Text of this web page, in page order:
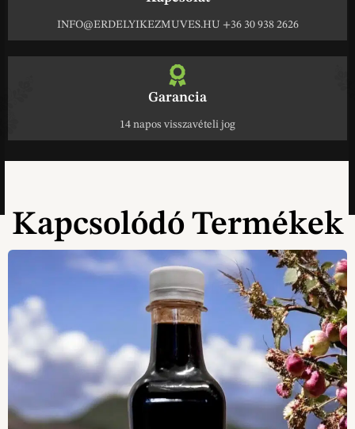
INFO@ERDELYIKEZMUVES.HU +36 30 938 2626
Garancia
14 napos visszavételi jog
Kapcsolódó Termékek